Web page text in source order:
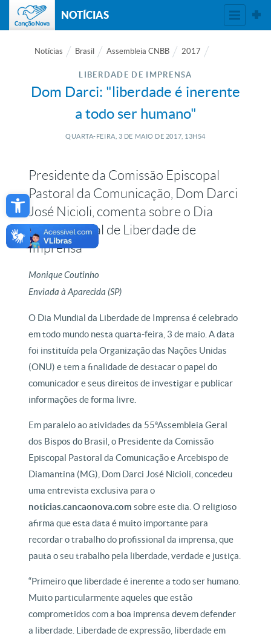
Open toolbar
NOTÍCIAS
Notícias Brasil Assembleia CNBB 2017
LIBERDADE DE IMPRENSA
Dom Darci: "liberdade é inerente
a todo ser humano"
QUARTA-FEIRA, 3 DE MAIO DE 2017, 13H54
Presidente da Comissão Episcopal
Pastoral da Comunicação, Dom Darci
José Nicioli, comenta sobre o Dia
Internacional de Liberdade de
Imprensa
Monique Coutinho
Enviada à Aparecida (SP)
O Dia Mundial da Liberdade de Imprensa é celebrado
em todo mundo nesta quarta-feira, 3 de maio. A data
foi instituída pela Organização das Nações Unidas
(ONU) e tem a finalidade de destacar o papel do
comunicador e seus direitos de investigar e publicar
informações de forma livre.
Em paralelo ao atividades da 55ªAssembleia Geral
dos Bispos do Brasil, o Presidente da Comissão
Episcopal Pastoral da Comunicação e Arcebispo de
Diamantina (MG), Dom Darci José Nicioli, concedeu
uma entrevista exclusiva para o
noticias.cancaonova.com sobre este dia. O religioso
afirma que esta data é muito importante para
recordar o trabalho do profissional da imprensa, que
pauta o seu trabalho pela liberdade, verdade e justiça.
“Primeiro que liberdade é inerente a todo ser humano.
Muito particularmente aqueles que estão
comprometidos com a boa imprensa devem defender
a liberdade. Liberdade de expressão, liberdade em